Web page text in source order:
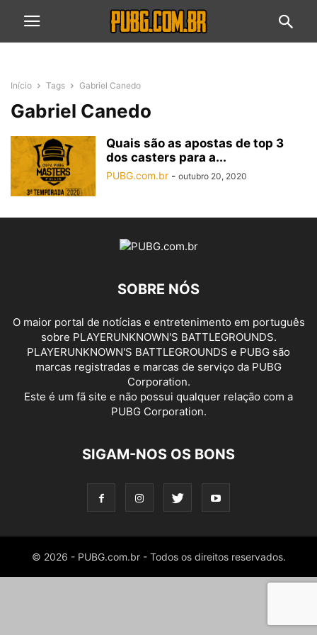
Início Tags Gabriel Canedo
Gabriel Canedo
Quais são as apostas de top 3
dos casters para a...
PUBG.com.br - outubro 20, 2020
SOBRE NÓS
O maior portal de notícias e entretenimento em português
sobre PLAYERUNKNOWN'S BATTLEGROUNDS.
PLAYERUNKNOWN'S BATTLEGROUNDS e PUBG são
marcas registradas e marcas de serviço da PUBG
Corporation.
Este é um fã site e não possui qualquer relação com a
PUBG Corporation.
SIGAM-NOS OS BONS
© 2026 - PUBG.com.br - Todos os direitos reservados.